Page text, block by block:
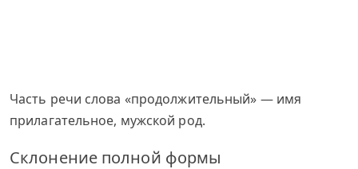
Часть речи слова «продолжительный» — имя
прилагательное, мужской род.
Склонение полной формы